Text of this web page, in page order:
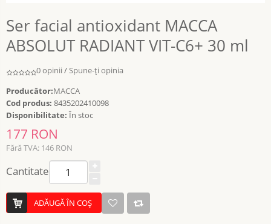
Ser facial antioxidant MACCA
ABSOLUT RADIANT VIT-C6+ 30 ml
0 opinii /Spune-ţi opinia
Producător:MACCA
Cod produs: 8435202410098
Disponibilitate: În stoc
177 RON
Fără TVA: 146 RON
Cantitate
ADĂUGĂ ÎN COŞ